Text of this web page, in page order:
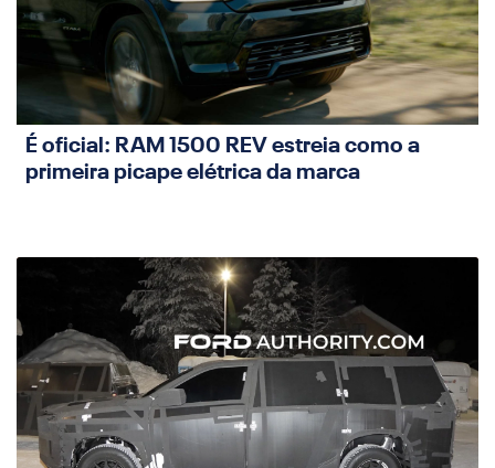
É oficial: RAM 1500 REV estreia como a
primeira picape elétrica da marca